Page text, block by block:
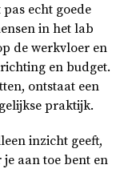
echt goede
in het lab
de werkvloer en
en budget.
ontstaat een
praktijk.
inzicht geeft,
aan toe bent en